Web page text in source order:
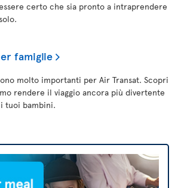
certo che sia pronto a intraprendere
famiglie
molto importanti per Air Transat. Scopri
rendere il viaggio ancora più divertente
tuoi bambini.